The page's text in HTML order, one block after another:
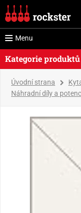
Menu
Kategorie produktů
Úvodní strana
Náhradní díly a